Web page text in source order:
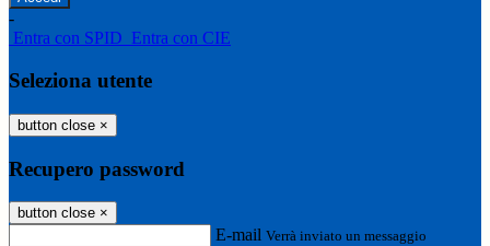
-
Entra con SPID Entra con CIE
Seleziona utente
button close ×
Recupero password
button close ×
E-mail Verrà inviato un messaggio